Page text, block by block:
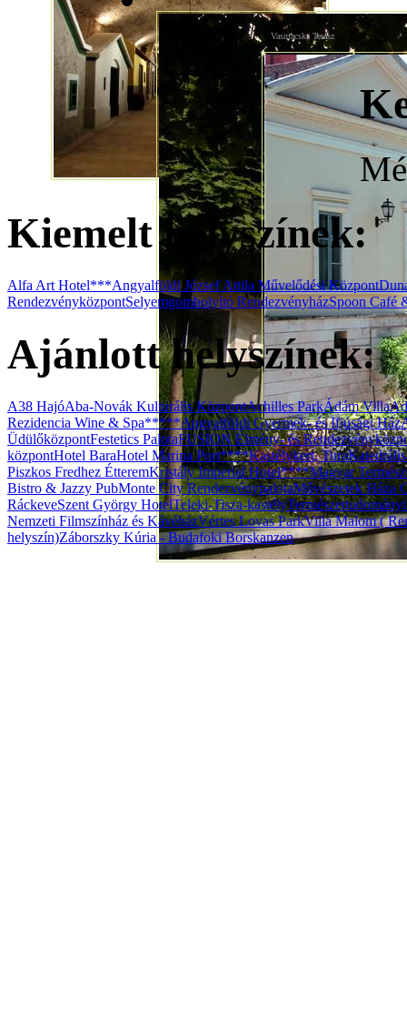
Vasmacska Terasz
Kiemelt helyszínek:
Alfa Art Hotel***Angyalföldi József Attila Művelődési Központ
RendezvényközpontSelyemgombolyító RendezvényházSpoon Café
Ajánlott helyszínek:
A38 HajóAba-Novák Kulturális KözpontAchilles ParkÁdám Villa
Rezidencia Wine & Spa*****Angyalföldi Gyermek- és Ifjúsági Ház
ÜdülőközpontFestetics PalotaFUSION Élmény- és
központHotel BaraHotel Marina Port****Kastélykert, Tura
Piszkos Fredhez ÉtteremKristály Imperial Hotel****Magyar
Bistro & Jazzy PubMonte City RendezvénypalotaMűvészetek Háza
RáckeveSzent György HotelTeleki-Tisza-kastély
Nemzeti Filmszínház és KávéházVértes Lovas ParkVilla Malom (
helyszín)Záborszky Kúria - Budafoki Borskanzen